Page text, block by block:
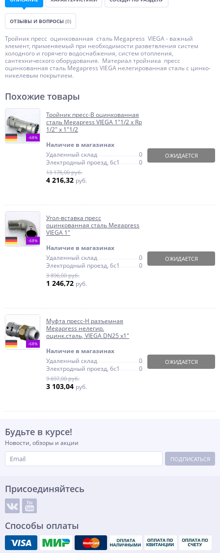
ОТЗЫВЫ И ВОПРОСЫ (0)
Тройник пресс оцинкованная сталь Megapress VIEGA - важный
элемент, применяемый при необходимости разветвления систем
холодного и горячего водоснабжения, систем отопления,
сантехнического оборудования. Материал тройника пресс
оцинкованная сталь Megapress VIEGA нелегированная сталь с цинко-
никелевым покрытием.
Похожие товары
-68%
Тройник пресс-В оцинкованная
сталь Megapress VIEGA 1"1/2 х Rp
1/2" х 1"1/2
Наличие в магазинах
Удаленный склад
0
Электродный проезд, 6с1
0
13 176,00 руб.
4 216,32 руб.
ОЖИДАЕТСЯ
-68%
Угол-вставка пресс
оцинкованная сталь Megapress
VIEGA 1"
Наличие в магазинах
Удаленный склад
0
Электродный проезд, 6с1
0
3 896,00 руб.
1 246,72 руб.
ОЖИДАЕТСЯ
-68%
Муфта пресс-Н разъемная
Megapress нелегир.
оцинк.сталь, VIEGA DN25 х1"
Наличие в магазинах
Удаленный склад
0
Электродный проезд, 6с1
0
9 697,00 руб.
3 103,04 руб.
ОЖИДАЕТСЯ
Будьте в курсе!
Новости, обзоры и акции
ПОДПИСАТЬСЯ
Присоединяйтесь
Способы оплаты